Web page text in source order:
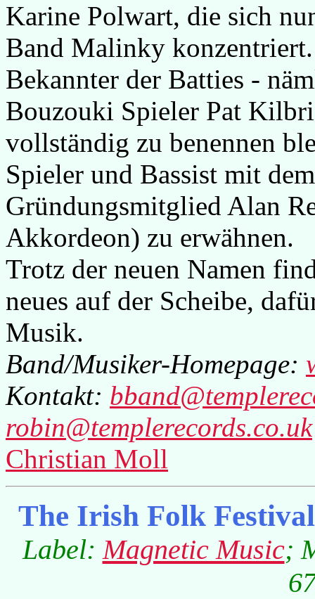
Karine Polwart, die sich
Band Malinky
Bekannter der Batties -
Bouzouki Spieler Pat
vollständig zu benennen
Spieler und Bassist mit
Gründungsmitglied Alan
Akkordeon) zu erwähnen.
Trotz der neuen Namen
neues auf der Scheibe,
Musik.
Band/Musiker-Homepage:
Kontakt:
robin@templerecords.co.uk
Christian Moll
The Irish Folk
Label:Magnetic Music;